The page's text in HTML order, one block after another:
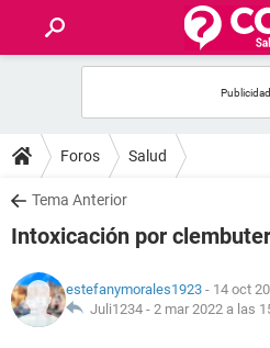
FOROS
SALUD
NUTRICIÓN
Foros Salud
Tema Anterior
Intoxicación por
estefanymorales1923 - 14 oct
Juli1234 - 2 mar 2022 a las